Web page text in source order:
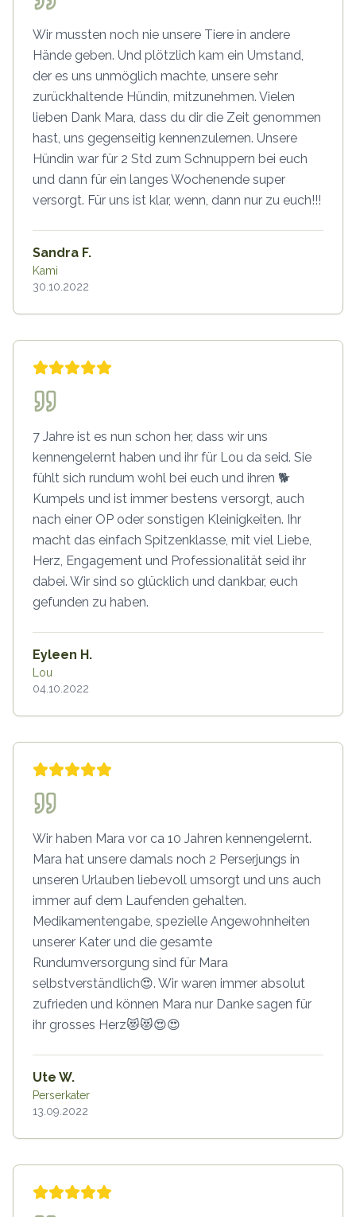
Wir mussten noch nie unsere Tiere in andere
Hände geben. Und plötzlich kam ein Umstand,
der es uns unmöglich machte, unsere sehr
zurückhaltende Hündin, mitzunehmen. Vielen
lieben Dank Mara, dass du dir die Zeit genommen
hast, uns gegenseitig kennenzulernen. Unsere
Hündin war für 2 Std zum Schnuppern bei euch
und dann für ein langes Wochenende super
versorgt. Für uns ist klar, wenn, dann nur zu euch!!!
Sandra F.
Kami
30.10.2022
7 Jahre ist es nun schon her, dass wir uns
kennengelernt haben und ihr für Lou da seid. Sie
fühlt sich rundum wohl bei euch und ihren 🐕
Kumpels und ist immer bestens versorgt, auch
nach einer OP oder sonstigen Kleinigkeiten. Ihr
macht das einfach Spitzenklasse, mit viel Liebe,
Herz, Engagement und Professionalität seid ihr
dabei. Wir sind so glücklich und dankbar, euch
gefunden zu haben.
Eyleen H.
Lou
04.10.2022
Wir haben Mara vor ca 10 Jahren kennengelernt.
Mara hat unsere damals noch 2 Perserjungs in
unseren Urlauben liebevoll umsorgt und uns auch
immer auf dem Laufenden gehalten.
Medikamentengabe, spezielle Angewohnheiten
unserer Kater und die gesamte
Rundumversorgung sind für Mara
selbstverständlich😍. Wir waren immer absolut
zufrieden und können Mara nur Danke sagen für
ihr grosses Herz😻😻😍😍
Ute W.
Perserkater
13.09.2022